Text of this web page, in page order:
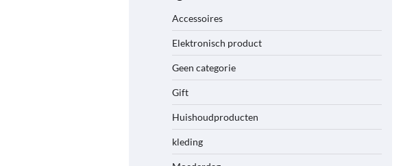
Accessoires
Elektronisch product
Geen categorie
Gift
Huishoudproducten
kleding